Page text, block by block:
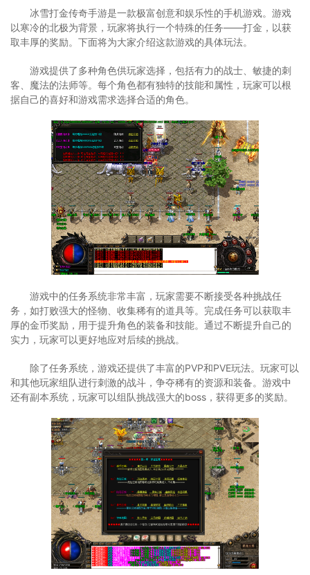
冰雪打金传奇手游是一款极富创意和娱乐性的手机游戏。游戏
以寒冷的北极为背景，玩家将执行一个特殊的任务——打金，以获
取丰厚的奖励。下面将为大家介绍这款游戏的具体玩法。
游戏提供了多种角色供玩家选择，包括有力的战士、敏捷的刺
客、魔法的法师等。每个角色都有独特的技能和属性，玩家可以根
据自己的喜好和游戏需求选择合适的角色。
游戏中的任务系统非常丰富，玩家需要不断接受各种挑战任
务，如打败强大的怪物、收集稀有的道具等。完成任务可以获取丰
厚的金币奖励，用于提升角色的装备和技能。通过不断提升自己的
实力，玩家可以更好地应对后续的挑战。
除了任务系统，游戏还提供了丰富的PVP和PVE玩法。玩家可以
和其他玩家组队进行刺激的战斗，争夺稀有的资源和装备。游戏中
还有副本系统，玩家可以组队挑战强大的boss，获得更多的奖励。